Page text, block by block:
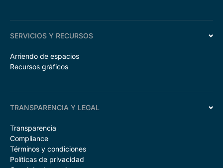
SERVICIOS Y RECURSOS
Arriendo de espacios
Recursos gráficos
TRANSPARENCIA Y LEGAL
Transparencia
Compliance
Términos y condiciones
Políticas de privacidad